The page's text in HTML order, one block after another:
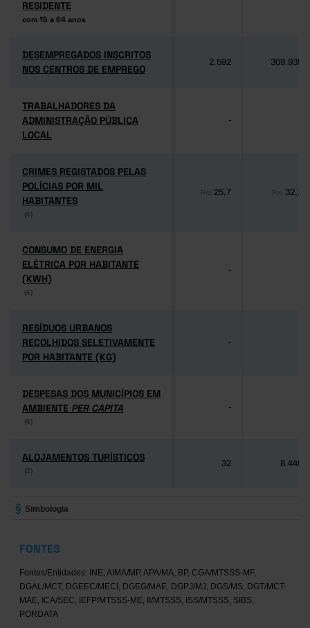
RESIDENTE
com 15 a 64 anos
RESIDENTE
com 15 a 64 anos
DESEMPREGADOS INSCRITOS
NOS CENTROS DE EMPREGO
DESEMPREGADOS INSCRITOS
NOS CENTROS DE EMPREGO
2.592 309.939
TRABALHADORES DA
ADMINISTRAÇÃO PÚBLICA
LOCAL
TRABALHADORES DA
ADMINISTRAÇÃO PÚBLICA
LOCAL
-
CRIMES REGISTADOS PELAS
POLÍCIAS POR MIL
HABITANTES
(6)
CRIMES REGISTADOS PELAS
POLÍCIAS POR MIL
HABITANTES
(6)
Pro 25,7 Pro 32,1
CONSUMO DE ENERGIA
ELÉTRICA POR HABITANTE
(KWH)
(6)
CONSUMO DE ENERGIA
ELÉTRICA POR HABITANTE
(KWH)
(6)
-
RESÍDUOS URBANOS
RECOLHIDOS SELETIVAMENTE
POR HABITANTE (KG)
RESÍDUOS URBANOS
RECOLHIDOS SELETIVAMENTE
POR HABITANTE (KG)
-
DESPESAS DOS MUNICÍPIOS EM
AMBIENTE PER CAPITA
(6)
DESPESAS DOS MUNICÍPIOS EM
AMBIENTE PER CAPITA
(6)
-
ALOJAMENTOS TURÍSTICOS
(2)
ALOJAMENTOS TURÍSTICOS
(2)
32 8.446
Simbologia
FONTES
Fontes/Entidades: INE, AIMA/MP, APA/MA, BP, CGA/MTSSS-MF,
DGAL/MCT, DGEEC/MECI, DGEG/MAE, DGPJ/MJ, DGS/MS, DGT/MCT-
MAE, ICA/SEC, IEFP/MTSSS-ME, II/MTSSS, ISS/MTSSS, SIBS,
PORDATA